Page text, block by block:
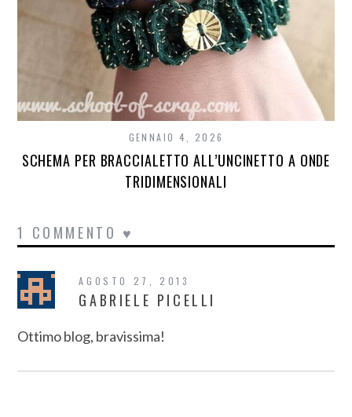
GENNAIO 4, 2026
SCHEMA PER BRACCIALETTO ALL’UNCINETTO A ONDE
TRIDIMENSIONALI
1 COMMENTO ♥
AGOSTO 27, 2013
GABRIELE PICELLI
Ottimo blog, bravissima!